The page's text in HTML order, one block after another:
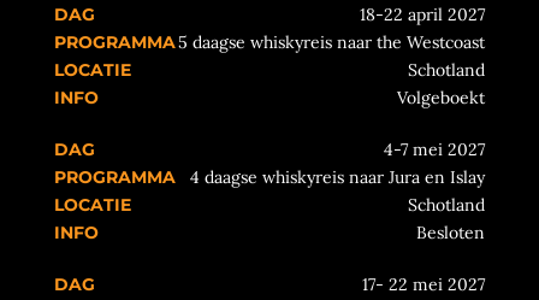
18-22 april 2027
5 daagse whiskyreis naar the Westcoast
Schotland
Volgeboekt
4-7 mei 2027
4 daagse whiskyreis naar Jura en Islay
Schotland
Besloten
17- 22 mei 2027